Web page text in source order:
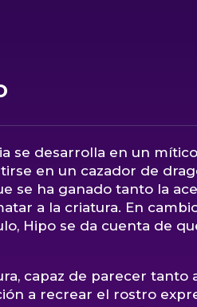
se desarrolla en un
en un cazador de
se ha ganado tanto la
a la criatura. En
Hipo se da cuenta de
capaz de parecer
a recrear el rostro